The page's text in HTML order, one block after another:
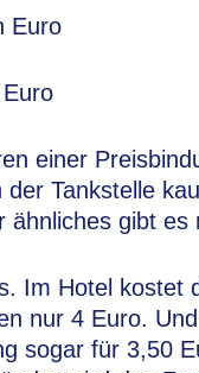
Euro
einer
Tankstelle
ähnliches gibt es
Im Hotel kostet
nur 4 Euro.
sogar für 3,50